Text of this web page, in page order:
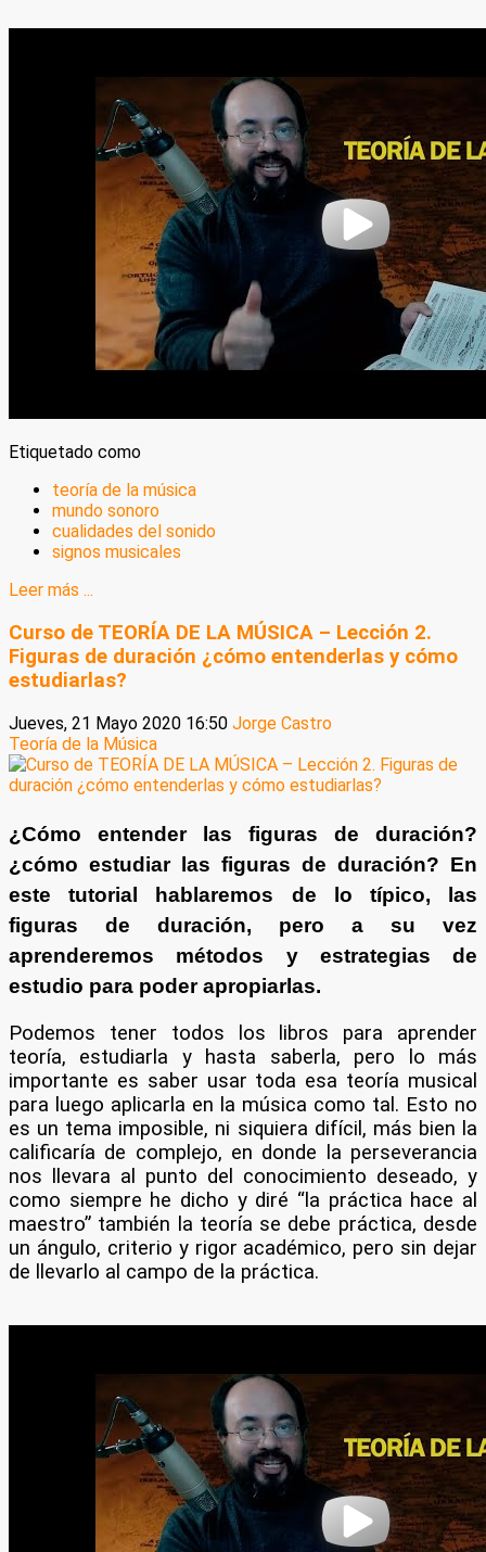
Etiquetado como
teoría de la música
mundo sonoro
cualidades del sonido
signos musicales
Leer más ...
Curso de TEORÍA DE LA MÚSICA – Lección 2.
Figuras de duración ¿cómo entenderlas y cómo
estudiarlas?
Jueves, 21 Mayo 2020 16:50 Jorge Castro
Teoría de la Música
¿Cómo entender las figuras de duración?
¿cómo estudiar las figuras de duración? En
este tutorial hablaremos de lo típico, las
figuras de duración, pero a su vez
aprenderemos métodos y estrategias de
estudio para poder apropiarlas.
Podemos tener todos los libros para aprender
teoría, estudiarla y hasta saberla, pero lo más
importante es saber usar toda esa teoría musical
para luego aplicarla en la música como tal. Esto no
es un tema imposible, ni siquiera difícil, más bien la
calificaría de complejo, en donde la perseverancia
nos llevara al punto del conocimiento deseado, y
como siempre he dicho y diré “la práctica hace al
maestro” también la teoría se debe práctica, desde
un ángulo, criterio y rigor académico, pero sin dejar
de llevarlo al campo de la práctica.